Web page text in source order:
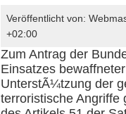
Veröffentlicht von:
+02:00
Zum Antrag der
Einsatzes
UnterstÃ¼tzung der
terroristische Angriffe